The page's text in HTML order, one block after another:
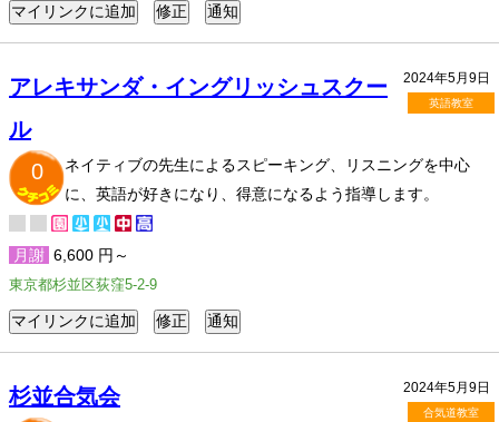
2024年5月9日
英語教室
アレキサンダ・イングリッシュスクー
ル
0
ネイティブの先生によるスピーキング、リスニングを中心
に、英語が好きになり、得意になるよう指導します。
月謝 6,600 円～
東京都杉並区荻窪5-2-9
2024年5月9日
合気道教室
杉並合気会